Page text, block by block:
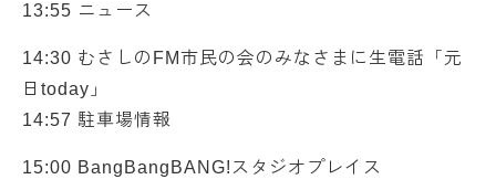
13:55 ニュース
14:30 むさしのFM市民の会のみなさまに生電話「元
日today」
14:57 駐車場情報
15:00 BangBangBANG!スタジオプレイス